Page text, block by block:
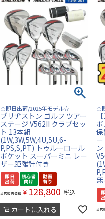
☆即日出荷/2025年モデル☆
ブリヂストン ゴルフ ツアー
ステージ V562II クラブセッ
ト 13本組
(1W,3W,5W,4U,5U,6-
P,PS,S,PT) トゥルーロール
ポケット スーパーミニ レー
ザー距離計付き
当店販売価格 ¥ 128,800 税込
カートに入れる
☆
無
当店